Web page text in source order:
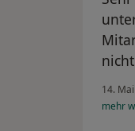
14.
mehr